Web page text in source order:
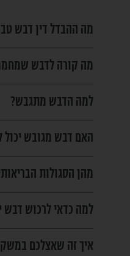
מה ההבדל דין דבש
מה קורה לדבש
למה הדבש מתגבש?
האם דבש מגובש
מהן הסגולות
למה כדאי לרכוש דבש
איך זה שאצלכם